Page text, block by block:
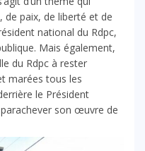
de paix, de liberté et de
national du Rdpc,
Mais également,
du Rdpc à rester
marées tous les
le Président
son œuvre de